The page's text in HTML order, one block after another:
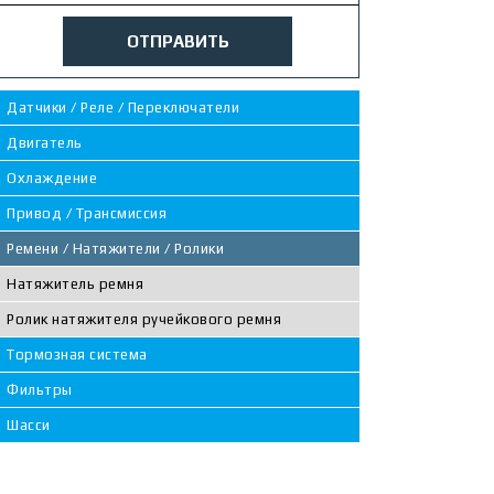
ОТПРАВИТЬ
Датчики / Реле / Переключатели
Двигатель
Охлаждение
Привод / Трансмиссия
Ремени / Натяжители / Ролики
Натяжитель ремня
Ролик натяжителя ручейкового ремня
Тормозная система
Фильтры
Шасси